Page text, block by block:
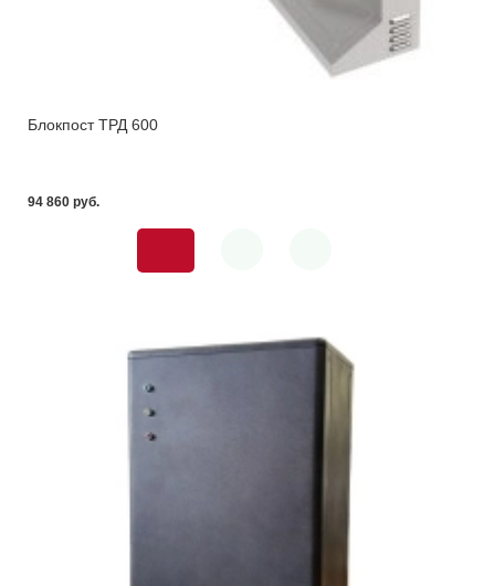
Блокпост ТРД 600
94 860 pуб.